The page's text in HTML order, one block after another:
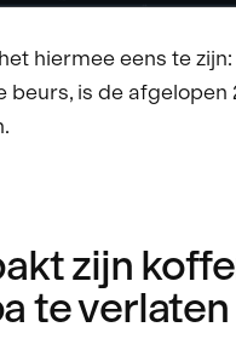
hiermee eens te zijn:
beurs, is de afgelopen
zijn
te verlaten